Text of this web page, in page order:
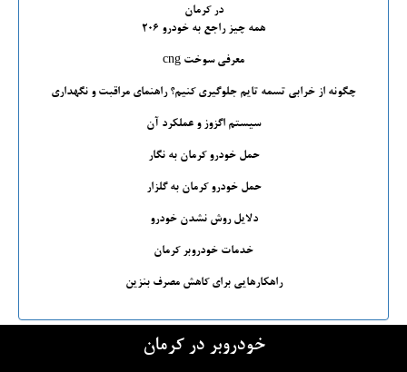
در کرمان
همه چیز راجع به خودرو 206
معرفی سوخت cng
چگونه از خرابی تسمه تایم جلوگیری کنیم؟ راهنمای مراقبت و نگهداری
سیستم اگزوز و عملکرد آن
حمل خودرو کرمان به نگار
حمل خودرو کرمان به گلزار
دلایل روش نشدن خودرو
خدمات خودروبر کرمان
راهکارهایی برای کاهش مصرف بنزین
خودروبر در کرمان